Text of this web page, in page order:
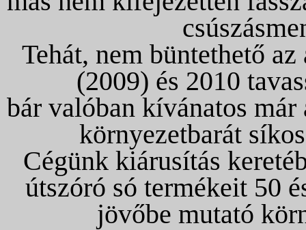
Tehát, nem büntethető
(2009) és 2010
bár valóban kívánatos
környezetbarát
Cégünk kiárusítás
útszóró só termékeit 50
jövőbe mutató